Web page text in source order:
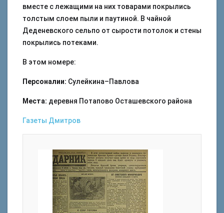
вместе с лежащими на них товарами покрылись
толстым cлоем пыли и паутиной. В чайной
Деденевского сельпо от сырости потолок и стены
покрылись потеками.
В этом номере:
Персоналии: Сулейкина–Павлова
Места: деревня Потапово Осташевского района
Газеты Дмитров